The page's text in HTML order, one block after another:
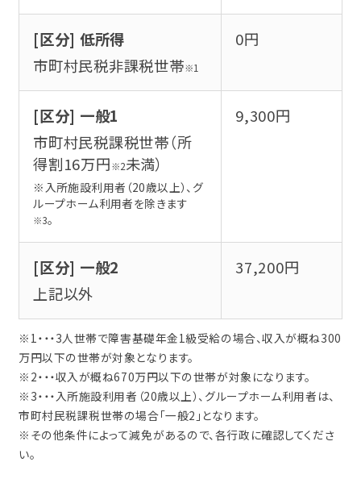
関係機関の皆様
プライバシーポリシー LINE
よくわかる！就労移行支援
就労移行支援ってなんだろう？
就労移行支援と就労継続支援の違いとは？
何ができる場所なの？
どんな人がサポートしてくれるの？
どんな人が利用してるの？
就労移行支援の利用期間は？
サービス紹介
就労移行支援
カリキュラム
企業インターン
職場定着支援
障害のある方の就職事例
そのひとりのストーリー
就職事例（障害別）
精神障害
北海道・東北
北海道
お役立ちコラム・イベント
精神障害と仕事
[区分] 低所得
市町村民税非課税世帯※1
0円
[区分] 一般1
市町村民税課税世帯（所
得割16万円※2未満）
※入所施設利用者（20歳以上）、グ
ループホーム利用者を除きます
※3。
9,300円
[区分] 一般2
上記以外
37,200円
※1・・・3人世帯で障害基礎年金1級受給の場合、収入が概ね300
万円以下の世帯が対象となります。
※2・・・収入が概ね670万円以下の世帯が対象になります。
※3・・・入所施設利用者（20歳以上）、グループホーム利用者は、
市町村民税課税世帯の場合「一般2」となります。
※その他条件によって減免があるので、各行政に確認してくださ
い。